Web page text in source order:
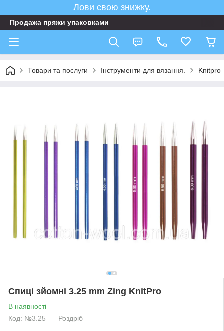
Лови свою знижку.
Продажа пряжи упаковками
Товари та послуги Інструменти для вязання. Knitpro
Спиці зйомні 3.25 mm Zing KnitPro
В наявності
Код: №3.25
Роздріб